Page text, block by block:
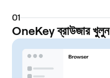
01
OneKey ব্রাউজার খুলুন